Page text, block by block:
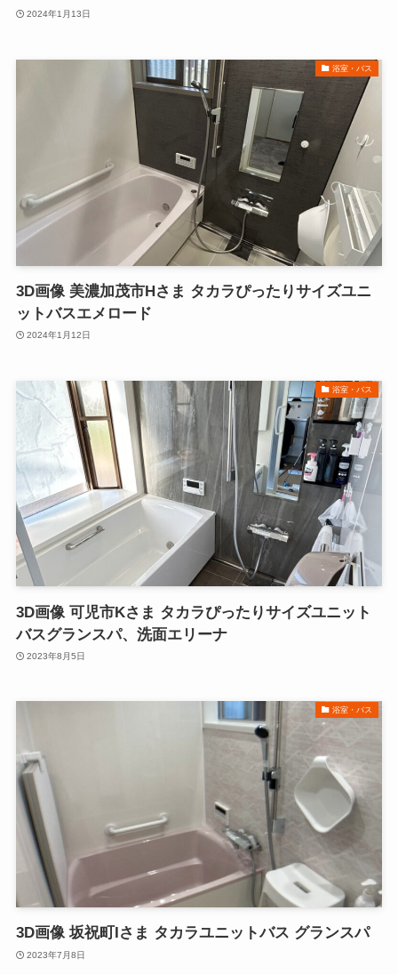
2024年1月13日
浴室・バス
3D画像 美濃加茂市Hさま タカラぴったりサイズユニ
ットバスエメロード
2024年1月12日
浴室・バス
3D画像 可児市Kさま タカラぴったりサイズユニット
バスグランスパ、洗面エリーナ
2023年8月5日
浴室・バス
3D画像 坂祝町Iさま タカラユニットバス グランスパ
2023年7月8日